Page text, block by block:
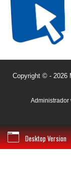
Copyright © - 2026
Administrador
Desktop Version